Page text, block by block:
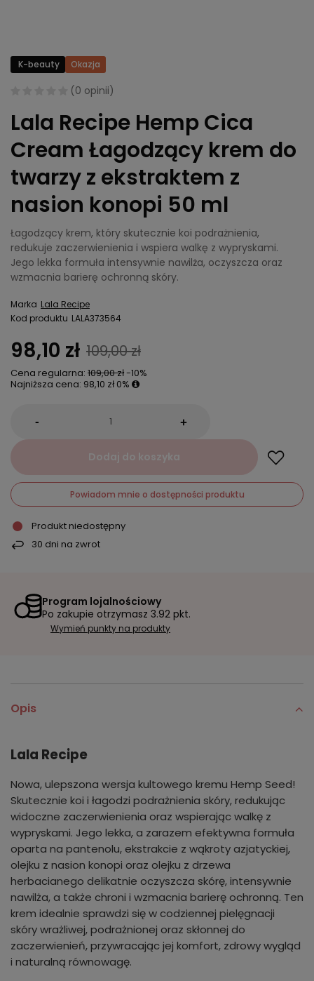
K-beauty Okazja
(0 opinii)
Lala Recipe Hemp Cica
Cream Łagodzący krem do
twarzy z ekstraktem z
nasion konopi 50 ml
Łagodzący krem, który skutecznie koi podrażnienia,
redukuje zaczerwienienia i wspiera walkę z wypryskami.
Jego lekka formuła intensywnie nawilża, oczyszcza oraz
wzmacnia barierę ochronną skóry.
Marka Lala Recipe
Kod produktu LALA373564
98,10 zł 109,00 zł
Cena regularna: 109,00 zł-10%
Najniższa cena: 98,10 zł 0%
- +
Dodaj do koszyka
Powiadom mnie o dostępności produktu
Produkt niedostępny
30 dni na zwrot
Program lojalnościowy
Po zakupie otrzymasz 3.92 pkt.
Wymień punkty na produkty
Opis
Lala Recipe
Nowa, ulepszona wersja kultowego kremu Hemp Seed!
Skutecznie koi i łagodzi podrażnienia skóry, redukując
widoczne zaczerwienienia oraz wspierając walkę z
wypryskami. Jego lekka, a zarazem efektywna formuła
oparta na pantenolu, ekstrakcie z wąkroty azjatyckiej,
olejku z nasion konopi oraz olejku z drzewa
herbacianego delikatnie oczyszcza skórę, intensywnie
nawilża, a także chroni i wzmacnia barierę ochronną. Ten
krem idealnie sprawdzi się w codziennej pielęgnacji
skóry wrażliwej, podrażnionej oraz skłonnej do
zaczerwienień, przywracając jej komfort, zdrowy wygląd
i naturalną równowagę.